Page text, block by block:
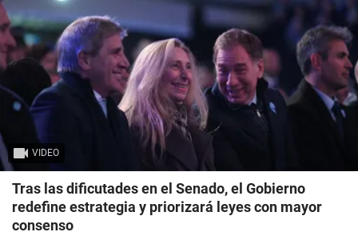
VIDEO
Tras las dificutades en el Senado, el Gobierno
redefine estrategia y priorizará leyes con mayor
consenso